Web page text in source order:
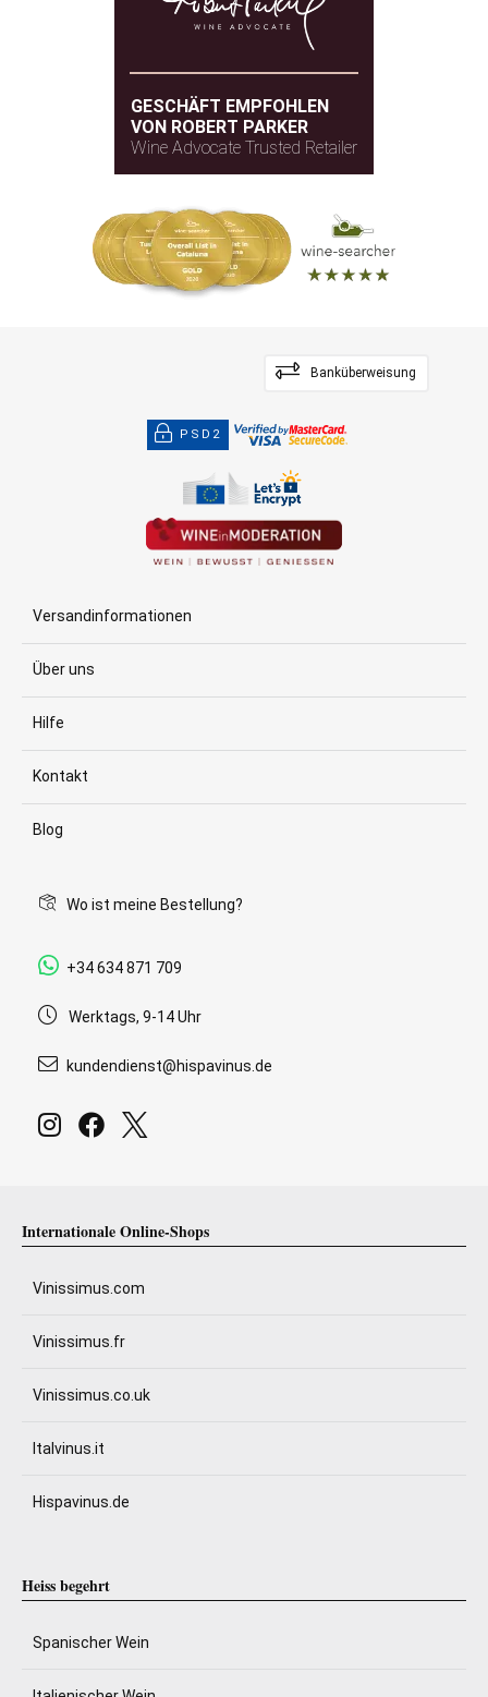
GESCHÄFT EMPFOHLEN
VON ROBERT PARKER
Wine Advocate Trusted Retailer
Banküberweisung
PSD2
Versandinformationen
Über uns
Hilfe
Kontakt
Blog
Wo ist meine Bestellung?
+34 634 871 709
Werktags, 9-14 Uhr
kundendienst@hispavinus.de
Internationale Online-Shops
Vinissimus.com
Vinissimus.fr
Vinissimus.co.uk
Italvinus.it
Hispavinus.de
Heiss begehrt
Spanischer Wein